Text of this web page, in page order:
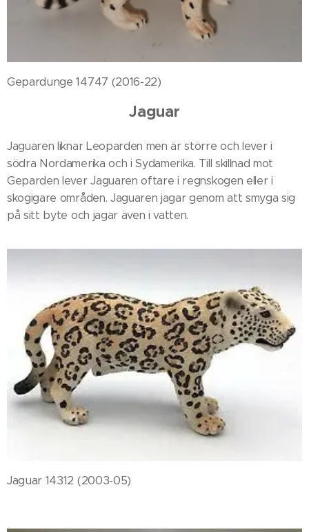
Gepardunge 14747 (2016-22)
Jaguar
Jaguaren liknar Leoparden men är större och lever i
södra Nordamerika och i Sydamerika. Till skillnad mot
Geparden lever Jaguaren oftare i regnskogen eller i
skogigare områden. Jaguaren jagar genom att smyga sig
på sitt byte och jagar även i vatten.
Jaguar 14312 (2003-05)